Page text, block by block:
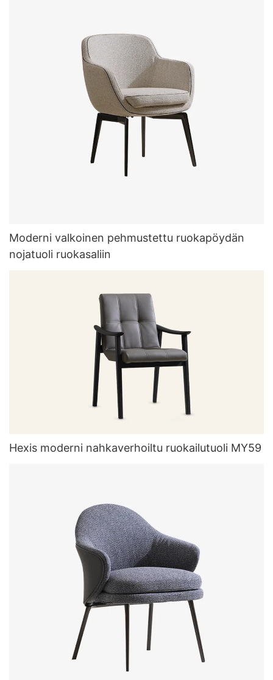
Moderni valkoinen pehmustettu ruokapöydän
nojatuoli ruokasaliin
Hexis moderni nahkaverhoiltu ruokailutuoli MY59